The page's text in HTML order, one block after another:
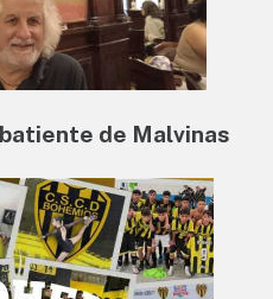
de Malvinas